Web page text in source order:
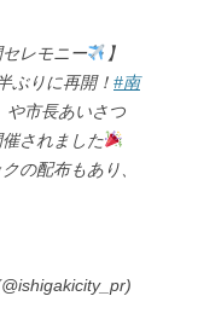
レモニー
】
ぶりに再開！ #南
市長あいさつ
されました
の配布もあり、